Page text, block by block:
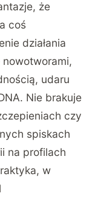
że
coś
działania
udaru
Nie brakuje
czy
spiskach
na profilach
w